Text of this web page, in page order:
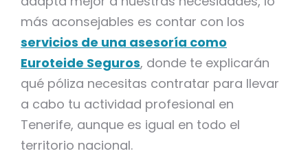
más aconsejables es contar con los
servicios de una asesoría como
Euroteide Seguros, donde te explicarán
qué póliza necesitas contratar para llevar
a cabo tu actividad profesional en
Tenerife, aunque es igual en todo el
territorio nacional.